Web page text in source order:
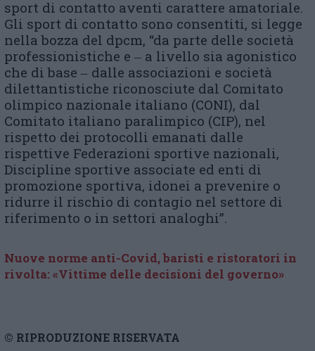
sport di contatto aventi carattere amatoriale.
Gli sport di contatto sono consentiti, si legge
nella bozza del dpcm, “da parte delle società
professionistiche e ‒ a livello sia agonistico
che di base ‒ dalle associazioni e società
dilettantistiche riconosciute dal Comitato
olimpico nazionale italiano (CONI), dal
Comitato italiano paralimpico (CIP), nel
rispetto dei protocolli emanati dalle
rispettive Federazioni sportive nazionali,
Discipline sportive associate ed enti di
promozione sportiva, idonei a prevenire o
ridurre il rischio di contagio nel settore di
riferimento o in settori analoghi”.
Nuove norme anti-Covid, baristi e ristoratori in
rivolta: «Vittime delle decisioni del governo»
© RIPRODUZIONE RISERVATA